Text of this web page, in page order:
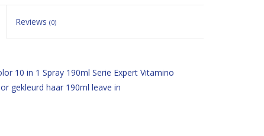
Reviews(0)
10 in 1 Spray 190ml Serie Expert Vitamino
gekleurd haar 190ml leave in